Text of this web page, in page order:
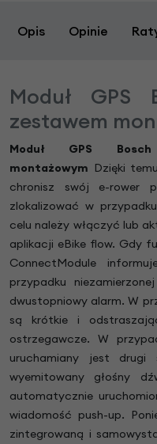
Opis Opinie
Moduł GPS
zestawem
Moduł GPS
montażowym Dzięki
chronisz swój e-rower
zlokalizować w
celu należy włączyć lub
aplikacji eBike flow. Gdy
ConnectModule
przypadku
dwustopniowy alarm. W
są krótkie i
ostrzegawcze. W
uruchamiany jest drugi
wyemitowany głośny
automatycznie
wiadomość push-up.
zintegrowaną i